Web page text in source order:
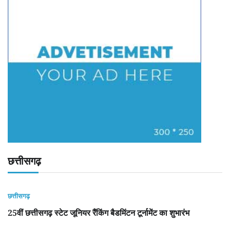
छत्तीसगढ़
छत्तीसगढ़
25वीं छत्तीसगढ़ स्टेट जूनियर रैंकिंग बैडमिंटन टूर्नामेंट का शुभारंभ